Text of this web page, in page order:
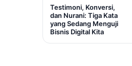
Testimoni, Konversi,
dan Nurani: Tiga Kata
yang Sedang Menguji
Bisnis Digital Kita